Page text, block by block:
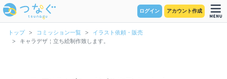
ログイン アカウント作成
トップ コミッション一覧
イラスト依頼・販売
キャラデザ￤立ち絵制作致します。